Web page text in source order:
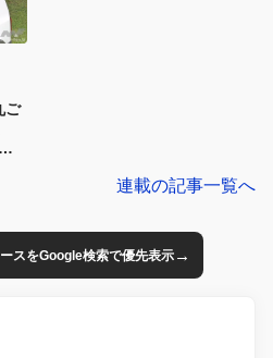
ご
連載の記事一覧へ
スをGoogle検索で優先表示→